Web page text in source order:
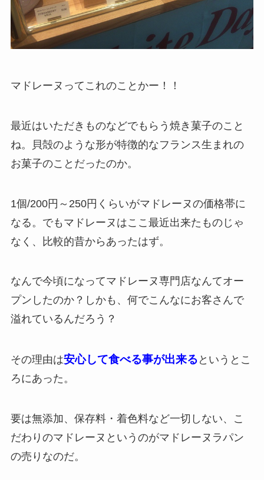
マドレーヌってこれのことかー！！
最近はいただきものなどでもらう焼き菓子のこと
ね。貝殻のような形が特徴的なフランス生まれの
お菓子のことだったのか。
1個/200円～250円くらいがマドレーヌの価格帯に
なる。でもマドレーヌはここ最近出来たものじゃ
なく、比較的昔からあったはず。
なんで今頃になってマドレーヌ専門店なんてオー
プンしたのか？しかも、何でこんなにお客さんで
溢れているんだろう？
その理由は安心して食べる事が出来る というとこ
ろにあった。
要は無添加、保存料・着色料など一切しない、こ
だわりのマドレーヌというのがマドレーヌラパン
の売りなのだ。